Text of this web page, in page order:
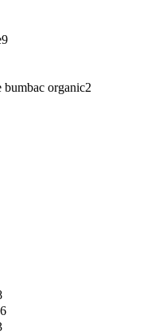
9
bumbac organic2